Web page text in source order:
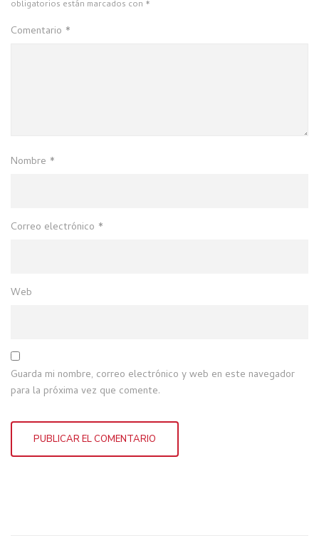
obligatorios están marcados con *
Comentario *
Nombre *
Correo electrónico *
Web
Guarda mi nombre, correo electrónico y web en este navegador
para la próxima vez que comente.